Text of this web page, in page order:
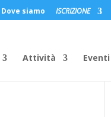
Dove siamo ISCRIZIONE
Attività Eventi